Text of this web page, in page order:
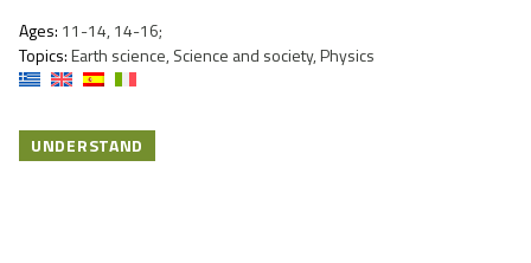
Ages: 11-14, 14-16;
Topics:Earth science, Science and society, Physics
UNDERSTAND